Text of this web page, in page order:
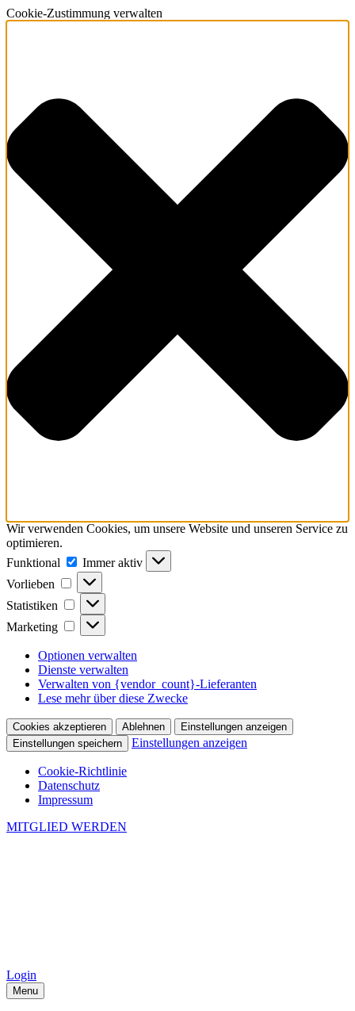
Cookie-Zustimmung verwalten
Wir verwenden Cookies, um unsere Website und unseren Service zu
optimieren.
Funktional
Funktional
Immer aktiv
Vorlieben
Vorlieben
Statistiken Statistiken
Marketing Marketing
Optionen verwalten
Dienste verwalten
Verwalten von {vendor_count}-Lieferanten
Lese mehr über diese Zwecke
Cookies akzeptieren Ablehnen
Einstellungen anzeigen
Einstellungen speichern
Einstellungen anzeigen
Cookie-Richtlinie
Datenschutz
Impressum
MITGLIED WERDEN
Login
Menu